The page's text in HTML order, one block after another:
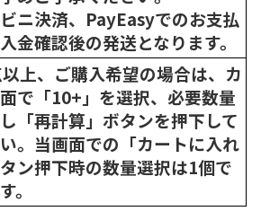
ニ決済、PayEasyでのお支払
金確認後の発送となります。
上、ご購入希望の場合は、カ
で「10+」を選択、必要数量
「再計算」ボタンを押下して
。当画面での「カートに入れ
ン押下時の数量選択は1個で
。